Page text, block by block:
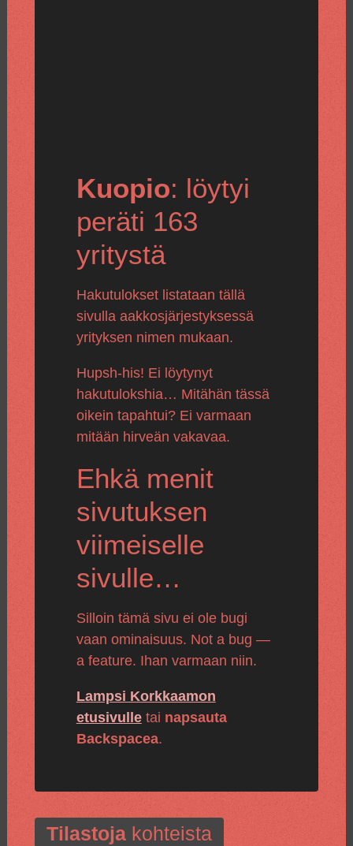
Kuopio: löytyi
peräti 163
yritystä
Hakutulokset listataan tällä
sivulla aakkosjärjestyksessä
yrityksen nimen mukaan.
Hupsh-his! Ei löytynyt
hakutulokshia… Mitähän tässä
oikein tapahtui? Ei varmaan
mitään hirveän vakavaa.
Ehkä menit
sivutuksen
viimeiselle
sivulle…
Silloin tämä sivu ei ole bugi
vaan ominaisuus. Not a bug —
a feature. Ihan varmaan niin.
Lampsi Korkkaamon
etusivulletai napsauta
Backspacea.
Tilastojakohteista